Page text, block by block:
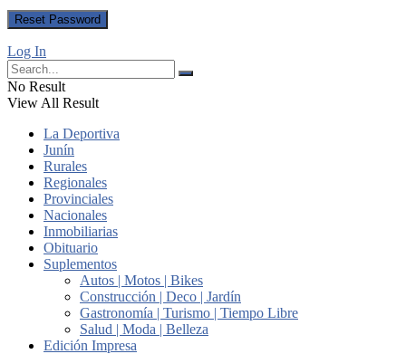
Log In
No Result
View All Result
La Deportiva
Junín
Rurales
Regionales
Provinciales
Nacionales
Inmobiliarias
Obituario
Suplementos
Autos | Motos | Bikes
Construcción | Deco | Jardín
Gastronomía | Turismo | Tiempo Libre
Salud | Moda | Belleza
Edición Impresa